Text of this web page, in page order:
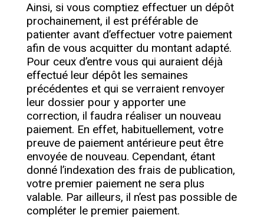
Ainsi, si vous comptiez effectuer un dépôt
prochainement, il est préférable de
patienter avant d’effectuer votre paiement
afin de vous acquitter du montant adapté.
Pour ceux d’entre vous qui auraient déjà
effectué leur dépôt les semaines
précédentes et qui se verraient renvoyer
leur dossier pour y apporter une
correction, il faudra réaliser un nouveau
paiement. En effet, habituellement, votre
preuve de paiement antérieure peut être
envoyée de nouveau. Cependant, étant
donné l’indexation des frais de publication,
votre premier paiement ne sera plus
valable. Par ailleurs, il n’est pas possible de
compléter le premier paiement.